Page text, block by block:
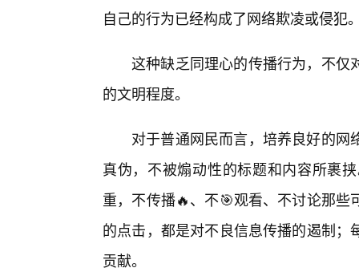
自己的行为已经构成了网络欺凌或侵犯
这种缺乏同理心的传播行为，不仅
的文明程度。
对于普通网民而言，培养良好的
真伪，不被煽动性的标题和内容所裹
重，不传播🔥、不🎯观看、不讨论那
的点击，都是对不良信息传播的遏制
贡献。